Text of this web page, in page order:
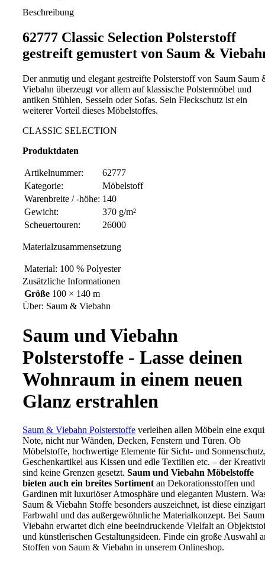
Beschreibung
62777 Classic Selection Polsterstoff
gestreift gemustert von Saum &
Der anmutig und elegant gestreifte Polsterstoff von Saum Saum
Viebahn überzeugt vor allem auf klassische Polstermöbel und
antiken Stühlen, Sesseln oder Sofas. Sein Fleckschutz ist ein
weiterer Vorteil dieses Möbelstoffes.
CLASSIC SELECTION
Produktdaten
Artikelnummer:
62777
Kategorie:
Möbelstoff
Warenbreite / -höhe: 140
Gewicht:
370 g/m²
Scheuertouren:
26000
Materialzusammensetzung
Material: 100 % Polyester
Zusätzliche Informationen
Größe 100 × 140 m
Über: Saum & Viebahn
Saum und Viebahn
Polsterstoffe - Lasse deinen
Wohnraum in einem neuen
Glanz erstrahlen
Saum & Viebahn Polsterstoffe verleihen allen Möbeln eine
Note, nicht nur Wänden, Decken, Fenstern und Türen. Ob
Möbelstoffe, hochwertige Elemente für Sicht- und
Geschenkartikel aus Kissen und edle Textilien etc. – der
sind keine Grenzen gesetzt. Saum und Viebahn Möbelstoffe
bieten auch ein breites Sortiment an Dekorationsstoffen und
Gardinen mit luxuriöser Atmosphäre und eleganten Mustern.
Saum & Viebahn Stoffe besonders auszeichnet, ist diese
Farbwahl und das außergewöhnliche Materialkonzept. Bei
Viebahn erwartet dich eine beeindruckende Vielfalt an
und künstlerischen Gestaltungsideen. Finde ein große Auswahl
Stoffen von Saum & Viebahn in unserem Onlineshop.